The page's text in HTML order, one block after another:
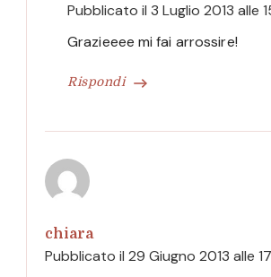
Pubblicato il 3 Luglio 2013 alle
Rispondi
Grazieeee mi fai arrossire!
chiara
Pubblicato il 29 Giugno 2013 alle